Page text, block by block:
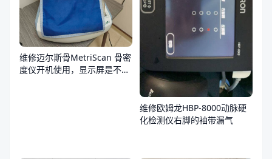
维修迈尔斯骨MetriScan 骨密
度仪开机使用，显示屏是不
维修欧姆龙HBP-8000动脉硬
化检测仪右脚的袖带漏气